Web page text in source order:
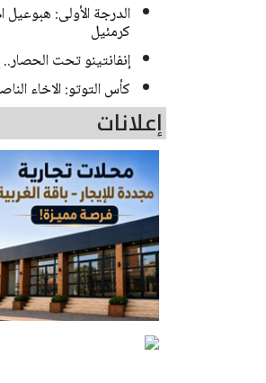
الدرجة الأولى:
كرمئيل
إنفانتينو تحت
كأس التوتو: الاخاء
إعلانات